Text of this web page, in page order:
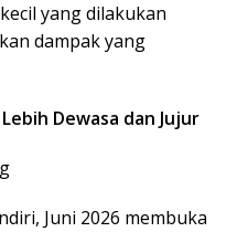
yang dilakukan
dampak yang
Dewasa dan Jujur
Juni 2026 membuka